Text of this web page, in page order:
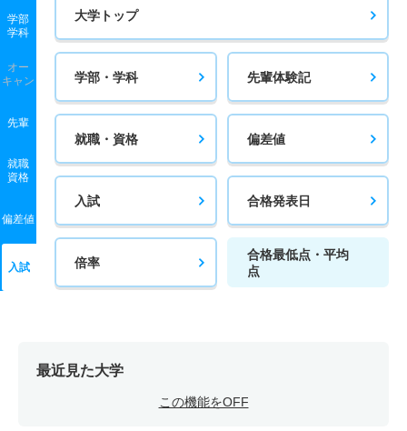
学部
学科
オー
キャン
先輩
就職
資格
偏差値
入試
大学トップ
学部・学科 先輩体験記
就職・資格 偏差値
入試 合格発表日
倍率
合格最低点・平均
点
最近見た大学
この機能をOFF